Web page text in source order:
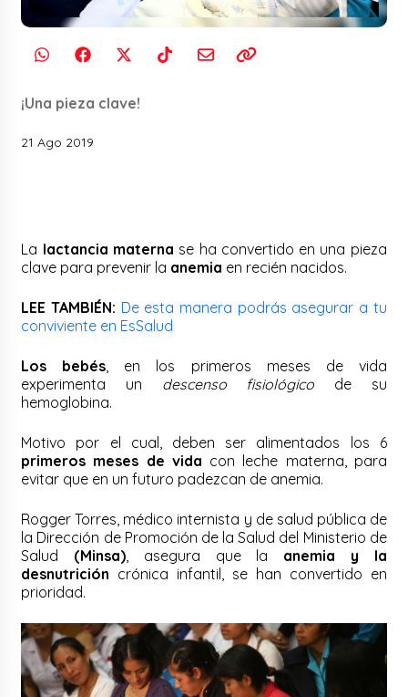
¡Una pieza clave!
21 Ago 2019
La lactancia materna se ha convertido en una pieza
clave para prevenir la anemia en recién nacidos.
LEE TAMBIÉN: De esta manera podrás asegurar a tu
conviviente en EsSalud
Los bebés , en los primeros meses de vida
experimenta un descenso fisiológico de su
hemoglobina.
Motivo por el cual, deben ser alimentados los 6
primeros meses de vida con leche materna, para
evitar que en un futuro padezcan de anemia.
Rogger Torres, médico internista y de salud pública de
la Dirección de Promoción de la Salud del Ministerio de
Salud (Minsa) , asegura que la anemia y la
desnutrición crónica infantil, se han convertido en
prioridad.